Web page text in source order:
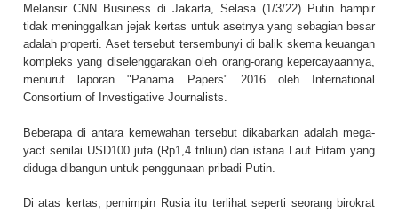
Melansir CNN Business di Jakarta, Selasa (1/3/22) Putin hampir
tidak meninggalkan jejak kertas untuk asetnya yang sebagian besar
adalah properti. Aset tersebut tersembunyi di balik skema keuangan
kompleks yang diselenggarakan oleh orang-orang kepercayaannya,
menurut laporan "Panama Papers" 2016 oleh International
Consortium of Investigative Journalists.
Beberapa di antara kemewahan tersebut dikabarkan adalah mega-
yact senilai USD100 juta (Rp1,4 triliun) dan istana Laut Hitam yang
diduga dibangun untuk penggunaan pribadi Putin.
Di atas kertas, pemimpin Rusia itu terlihat seperti seorang birokrat